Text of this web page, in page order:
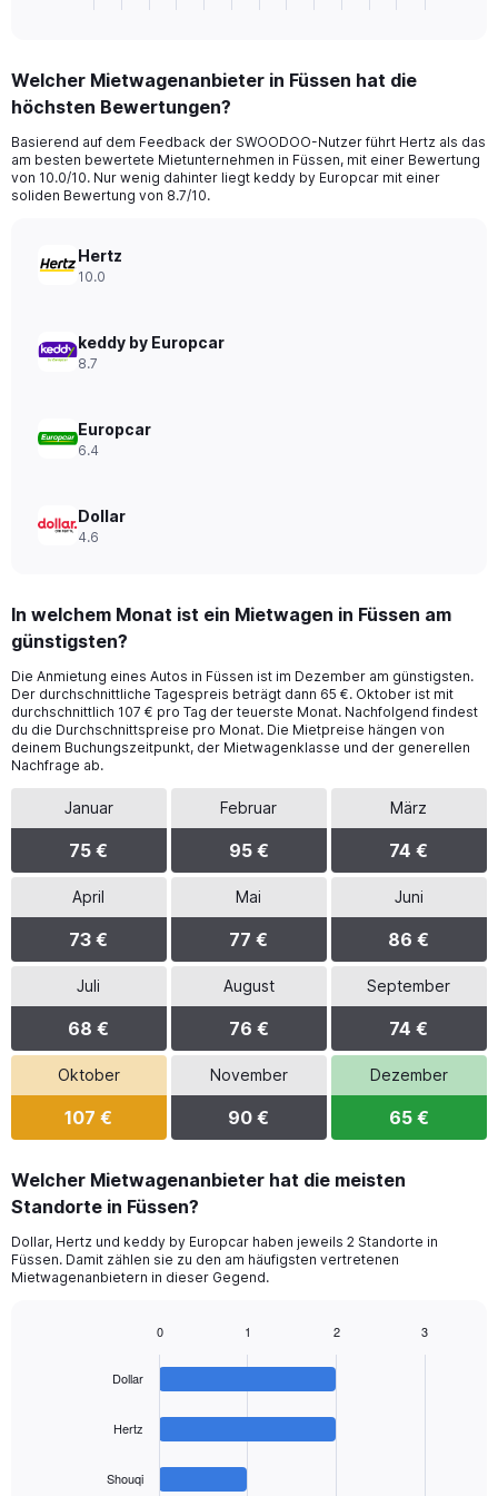
Range:
4
The
chart
has
axis
displaying
0
to
Welcher Mietwagenanbieter in Füssen hat die
höchsten Bewertungen?
Basierend auf dem Feedback der SWOODOO-Nutzer führt Hertz als das
am besten bewertete Mietunternehmen in Füssen, mit einer Bewertung
von 10.0/10. Nur wenig dahinter liegt keddy by Europcar mit einer
soliden Bewertung von 8.7/10.
Hertz
10.0
keddy by Europcar
8.7
Europcar
6.4
Dollar
4.6
In welchem Monat ist ein Mietwagen in Füssen am
günstigsten?
Die Anmietung eines Autos in Füssen ist im Dezember am günstigsten.
Der durchschnittliche Tagespreis beträgt dann 65 €. Oktober ist mit
durchschnittlich 107 € pro Tag der teuerste Monat. Nachfolgend findest
du die Durchschnittspreise pro Monat. Die Mietpreise hängen von
deinem Buchungszeitpunkt, der Mietwagenklasse und der generellen
Nachfrage ab.
Januar
75 €
Februar
95 €
März
74 €
April
73 €
Mai
77 €
Juni
86 €
Juli
68 €
August
76 €
September
74 €
Oktober
107 €
November
90 €
Dezember
65 €
Welcher Mietwagenanbieter hat die meisten
Standorte in Füssen?
Dollar, Hertz und keddy by Europcar haben jeweils 2 Standorte in
Füssen. Damit zählen sie zu den am häufigsten vertretenen
Mietwagenanbietern in dieser Gegend.
Dollar
Hertz
Shouqi
0 1 2 3